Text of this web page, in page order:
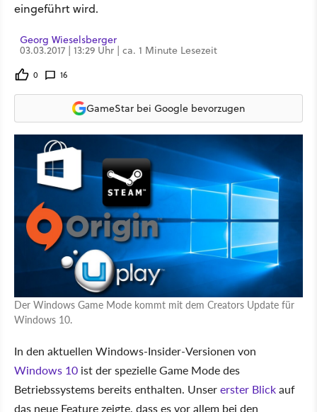
eingeführt wird.
Georg Wieselsberger
03.03.2017 | 13:29 Uhr | ca. 1 Minute Lesezeit
0 16
GameStar bei Google bevorzugen
Der Windows Game Mode kommt mit dem Creators Update für
Windows 10.
In den aktuellen Windows-Insider-Versionen von
Windows 10 ist der spezielle Game Mode des
Betriebssystems bereits enthalten. Unsererster Blickauf
das neue Feature zeigte, dass es vor allem bei den